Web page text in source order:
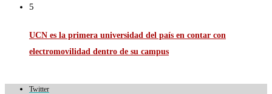
5
UCN es la primera universidad del país en contar con
electromovilidad dentro de su campus
Twitter